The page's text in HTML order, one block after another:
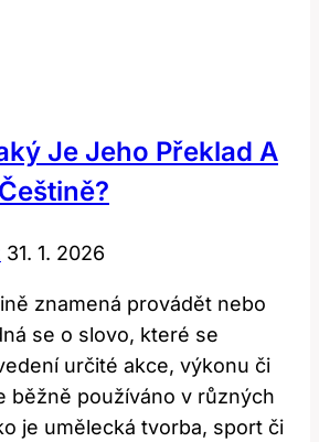
český
překlad
Je Jeho Překlad A
31. 1. 2026
znamená provádět nebo
se o slovo, které se
určité akce, výkonu či
běžně používáno v různých
je umělecká tvorba, sport či